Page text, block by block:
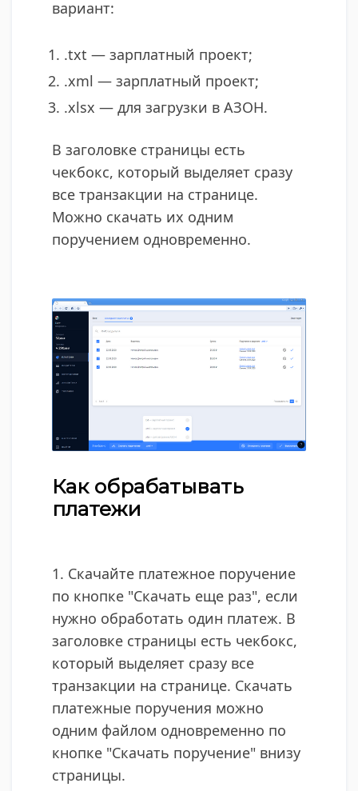
вариант:
.txt — зарплатный проект;
.xml — зарплатный проект;
.xlsx — для загрузки в АЗОН.
В заголовке страницы есть
чекбокс, который выделяет сразу
все транзакции на странице.
Можно скачать их одним
поручением одновременно.
Как обрабатывать
платежи
1. Скачайте платежное поручение
по кнопке "Скачать еще раз", если
нужно обработать один платеж. В
заголовке страницы есть чекбокс,
который выделяет сразу все
транзакции на странице. Скачать
платежные поручения можно
одним файлом одновременно по
кнопке "Скачать поручение" внизу
страницы.​